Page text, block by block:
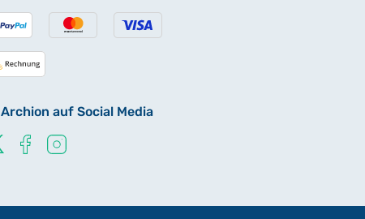
Archion auf Social Media